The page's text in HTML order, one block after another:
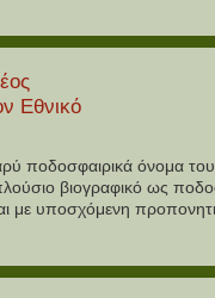
Εθνικό
ποδοσφαιρικά όνομα
βιογραφικό ως
με υποσχόμενη